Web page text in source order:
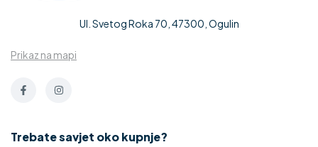
Ul. Svetog Roka 70, 47300, Ogulin
Prikaz na mapi
Trebate savjet oko kupnje?